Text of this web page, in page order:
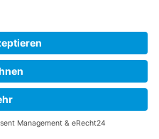
Art hat
Gute
Auftreten.
wurden